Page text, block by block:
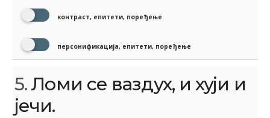
контраст, епитети, поређење
персонификација, епитети, поређење
5.Ломи се ваздух, и хуји и
јечи.